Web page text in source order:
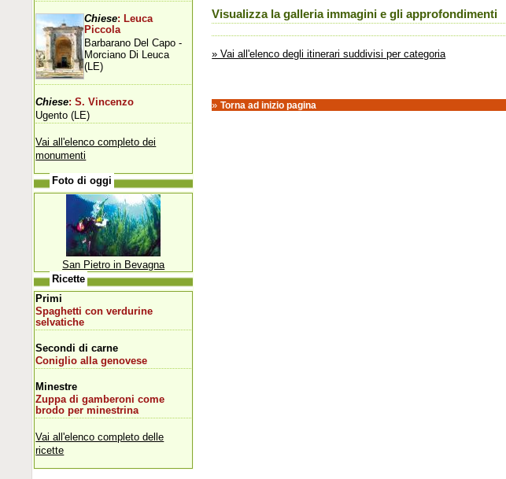
Visualizza la galleria immagini e gli approfondimenti
» Vai all'elenco degli itinerari suddivisi per categoria
»Torna ad inizio pagina
Chiese: Leuca
Piccola
Barbarano Del Capo -
Morciano Di Leuca
(LE)
Chiese: S. Vincenzo
Ugento (LE)
Vai all'elenco completo dei
monumenti
Foto di oggi
San Pietro in Bevagna
Ricette
Primi
Spaghetti con verdurine
selvatiche
Secondi di carne
Coniglio alla genovese
Minestre
Zuppa di gamberoni come
brodo per minestrina
Vai all'elenco completo delle
ricette